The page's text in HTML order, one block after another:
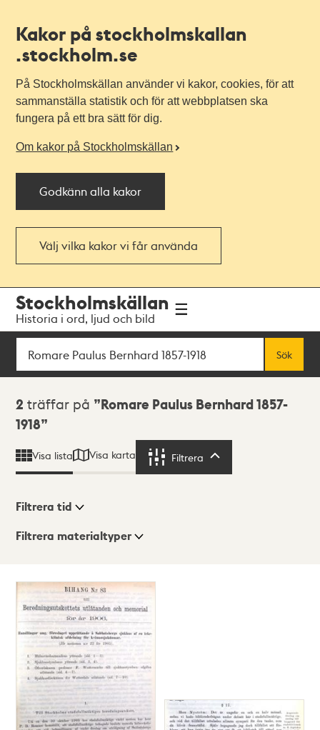
Kakor på stockholmskallan
.stockholm.se
På Stockholmskällan använder vi kakor, cookies, för att
sammanställa statistik och för att webbplatsen ska
fungera på ett bra sätt för dig.
Om kakor på Stockholmskällan
Godkänn alla kakor
Välj vilka kakor vi får använda
navigationen
huvudinnehållet
Stockholmskällan
Historia i ord, ljud och bild
Sök
Sök
Sökresultat
2 träffar på
Romare Paulus Bernhard 1857-
1918
Visa lista Visa karta Filtrera
Visningsläge
Filtrera tid
Filtrera materialtyper
träffar